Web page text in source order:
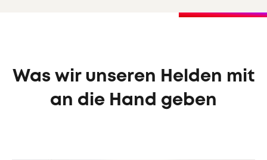
Was wir unseren Helden mit
an die Hand geben